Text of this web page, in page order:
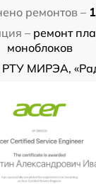
ремонтов –
– ремонт
моноблоков
РТУ МИРЭА,